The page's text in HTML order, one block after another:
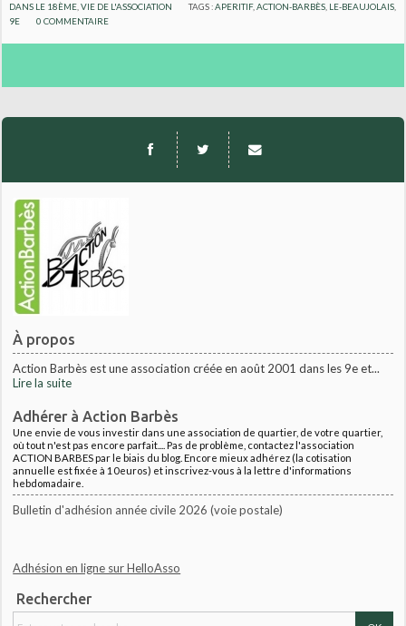
À propos
Action Barbès est une association créée en août 2001 dans les 9e et...
Lire la suite
Adhérer à Action Barbès
Une envie de vous investir dans une association de quartier, de votre quartier,
où tout n'est pas encore parfait.... Pas de problème, contactez l'association
ACTION BARBES par le biais du blog. Encore mieux adhérez (la cotisation
annuelle est fixée à 10euros) et inscrivez-vous à la lettre d'informations
hebdomadaire.
Bulletin d'adhésion année civile 2026 (voie postale)
Adhésion en ligne sur HelloAsso
Rechercher
DANS LE 18ÈME ,VIE DE L'ASSOCIATION TAGS :APERITIF,ACTION-BARBÈS LE-BEAUJOLAIS
9E
0 COMMENTAIRE